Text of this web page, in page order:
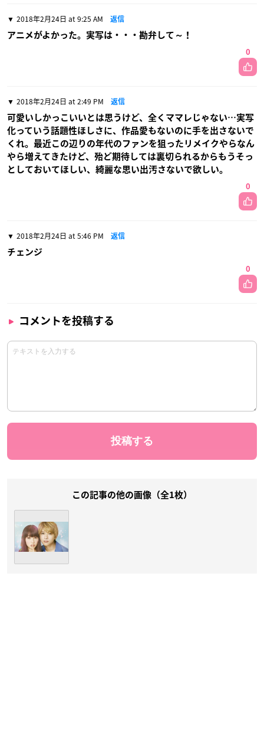
2018年2月24日 at 9:25 AM 返信
アニメがよかった。実写は・・・勘弁して～！
0
2018年2月24日 at 2:49 PM 返信
可愛いしかっこいいとは思うけど、全くママレじゃない…実写
化っていう話題性ほしさに、作品愛もないのに手を出さないで
くれ。最近この辺りの年代のファンを狙ったリメイクやらなん
やら増えてきたけど、殆ど期待しては裏切られるからもうそっ
としておいてほしい、綺麗な思い出汚さないで欲しい。
0
2018年2月24日 at 5:46 PM 返信
チェンジ
0
コメントを投稿する
この記事の他の画像（全1枚）